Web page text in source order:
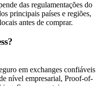
das regulamentações do
principais países e regiões,
antes de comprar.
em exchanges confiáveis
nível empresarial, Proof-of-